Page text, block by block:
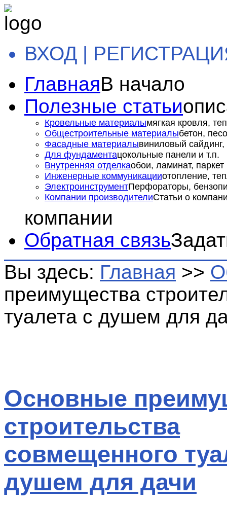
ВХОД |
ГлавнаяВ начало
Полезные статьи
Кровельные материалымягкая кровля,
Общестроительные материалыбетон,
Фасадные материалывиниловый сайдинг,
Для фундаментацокольные панели и т.п.
Внутренняя отделкаобои, ламинат, паркет
Инженерные коммуникацииотопление,
ЭлектроинструментПерфораторы,
Компании производителиСтатьи о
компании
Обратная связь
Вы здесь: Главная >>
преимущества
туалета с душем для
Основные
строительства
совмещенного
душем для дачи